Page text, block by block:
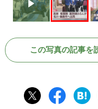
この写真の記事を